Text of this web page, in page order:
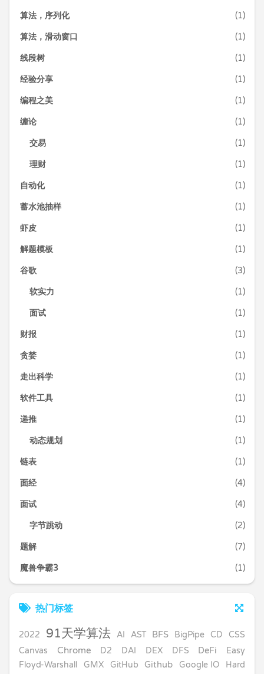
算法，序列化 (1)
算法，滑动窗口 (1)
线段树 (1)
经验分享 (1)
编程之美 (1)
缠论 (1)
交易 (1)
理财 (1)
自动化 (1)
蓄水池抽样 (1)
虾皮 (1)
解题模板 (1)
谷歌 (3)
软实力 (1)
面试 (1)
财报 (1)
贪婪 (1)
走出科学 (1)
软件工具 (1)
递推 (1)
动态规划 (1)
链表 (1)
面经 (4)
面试 (4)
字节跳动 (2)
题解 (7)
魔兽争霸3 (1)
热门标签
2022 91天学算法 AI AST BFS BigPipe CD
CSS
Canvas
Chrome D2 DAI DEX DFS DeFi
Easy
Floyd-Warshall
GMX GitHub Github Google IO
Hard